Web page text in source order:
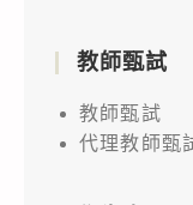
教師甄試
教師甄試
代理教師甄